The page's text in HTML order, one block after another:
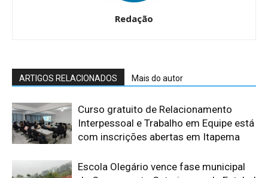
Redação
ARTIGOS RELACIONADOS Mais do autor
Curso gratuito de Relacionamento
Interpessoal e Trabalho em Equipe está
com inscrições abertas em Itapema
Escola Olegário vence fase municipal